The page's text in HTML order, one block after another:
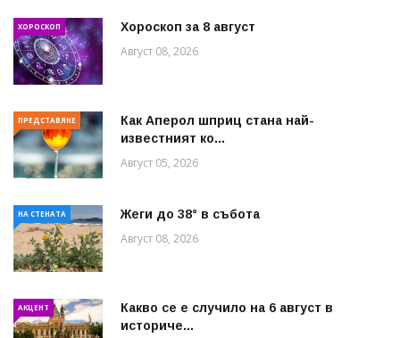
ХОРОСКОП Хороскоп за 8 август
Август 08, 2026
ПРЕДСТАВЯНЕ
Как Аперол шприц стана най-
известният ко...
Август 05, 2026
НА СТЕНАТА Жеги до 38° в събота
Август 08, 2026
АКЦЕНТ
Какво се е случило на 6 август в
историче...